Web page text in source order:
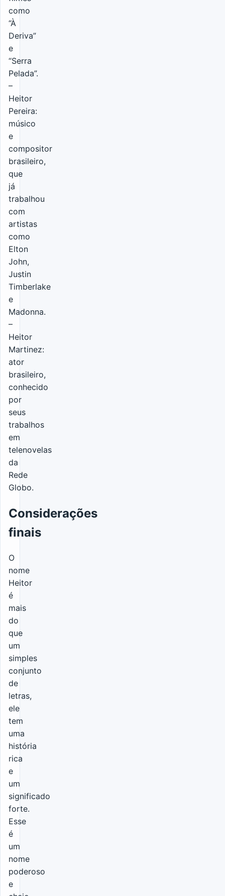
como
“À
Deriva”
e
“Serra
Pelada”.
–
Heitor
Pereira:
músico
e
compositor
brasileiro,
que
já
trabalhou
com
artistas
como
Elton
John,
Justin
Timberlake
e
Madonna.
–
Heitor
Martinez:
ator
brasileiro,
conhecido
por
seus
trabalhos
em
telenovelas
da
Rede
Globo.
Considerações
finais
O
nome
Heitor
é
mais
do
que
um
simples
conjunto
de
letras,
ele
tem
uma
história
rica
e
um
significado
forte.
Esse
é
um
nome
poderoso
e